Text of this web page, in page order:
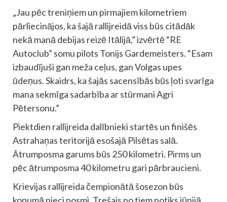
„Jau pēc treniņiem un pirmajiem kilometriem
pārliecinājos, ka šajā rallijreidā viss būs citādāk
nekā manā debijas reizē Itālijā,” izvērtē “RE
Autoclub” somu pilots Tonijs Gardemeisters. “Esam
izbaudījuši gan meža ceļus, gan Volgas upes
ūdeņus. Skaidrs, ka šajās sacensībās būs ļoti svarīga
mana sekmīga sadarbība ar stūrmani Agri
Pētersonu.”
Piektdien rallijreida dalībnieki startēs un finišēs
Astrahaņas teritorijā esošajā Pilsētas salā.
Ātrumposma garums būs 250 kilometri. Pirms un
pēc ātrumposma 40 kilometru gari pārbraucieni.
Krievijas rallijreida čempionātā šosezon būs